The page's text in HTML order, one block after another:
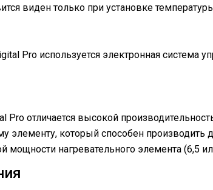
виден только при установке
Pro используется электронная система
Pro отличается высокой
элементу, который способен производить
нагревательного элемента (6,5